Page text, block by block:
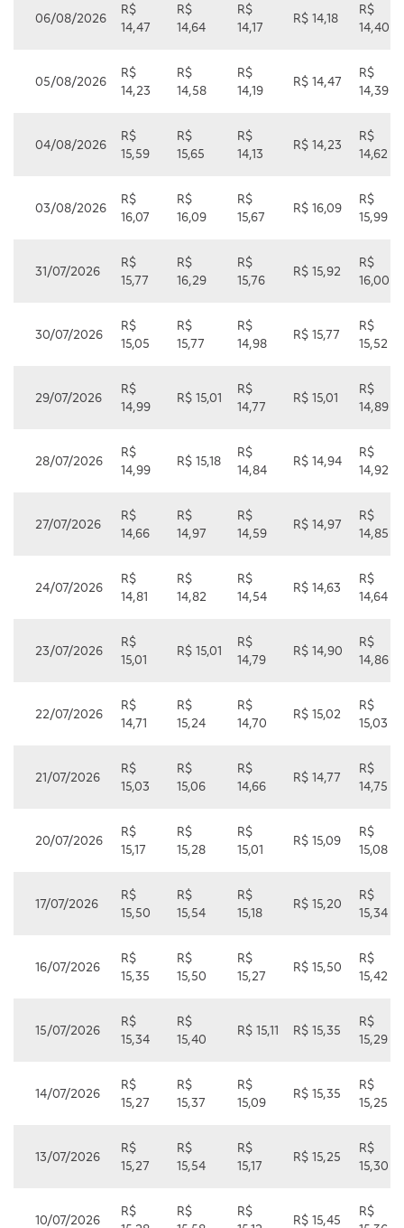
06/08/2026
R$
14,47
R$
14,64
R$
14,17
R$ 14,18
R$
14,40
05/08/2026
R$
14,23
R$
14,58
R$
14,19
R$ 14,47
R$
14,39
04/08/2026
R$
15,59
R$
15,65
R$
14,13
R$ 14,23
R$
14,62
03/08/2026
R$
16,07
R$
16,09
R$
15,67
R$ 16,09
R$
15,99
31/07/2026
R$
15,77
R$
16,29
R$
15,76
R$ 15,92
R$
16,00
30/07/2026
R$
15,05
R$
15,77
R$
14,98
R$ 15,77
R$
15,52
29/07/2026
R$
14,99
R$ 15,01
R$
14,77
R$ 15,01
R$
14,89
28/07/2026
R$
14,99
R$ 15,18
R$
14,84
R$ 14,94
R$
14,92
27/07/2026
R$
14,66
R$
14,97
R$
14,59
R$ 14,97
R$
14,85
24/07/2026
R$
14,81
R$
14,82
R$
14,54
R$ 14,63
R$
14,64
23/07/2026
R$
15,01
R$ 15,01
R$
14,79
R$ 14,90
R$
14,86
22/07/2026
R$
14,71
R$
15,24
R$
14,70
R$ 15,02
R$
15,03
21/07/2026
R$
15,03
R$
15,06
R$
14,66
R$ 14,77
R$
14,75
20/07/2026
R$
15,17
R$
15,28
R$
15,01
R$ 15,09
R$
15,08
17/07/2026
R$
15,50
R$
15,54
R$
15,18
R$ 15,20
R$
15,34
16/07/2026
R$
15,35
R$
15,50
R$
15,27
R$ 15,50
R$
15,42
15/07/2026
R$
15,34
R$
15,40
R$ 15,11 R$ 15,35
R$
15,29
14/07/2026
R$
15,27
R$
15,37
R$
15,09
R$ 15,35
R$
15,25
13/07/2026
R$
15,27
R$
15,54
R$
15,17
R$ 15,25
R$
15,30
10/07/2026
R$
R$
R$
R$ 15,45
R$